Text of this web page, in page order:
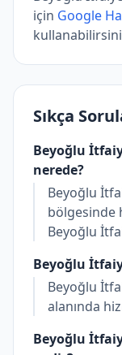
için Google
Sıkça
Beyoğlu
nerede?
Beyoğlu
bölgesinde
Beyoğlu
Beyoğlu
Beyoğlu
alanında
Beyoğlu